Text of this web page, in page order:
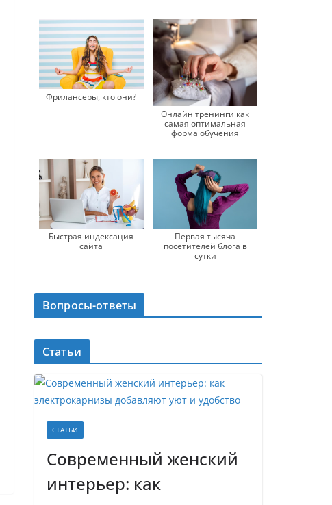
Фрилансеры, кто они?
Онлайн тренинги как
самая оптимальная
форма обучения
Быстрая индексация
сайта
Первая тысяча
посетителей блога в
сутки
Вопросы-ответы
Статьи
СТАТЬИ
Современный женский
интерьер: как